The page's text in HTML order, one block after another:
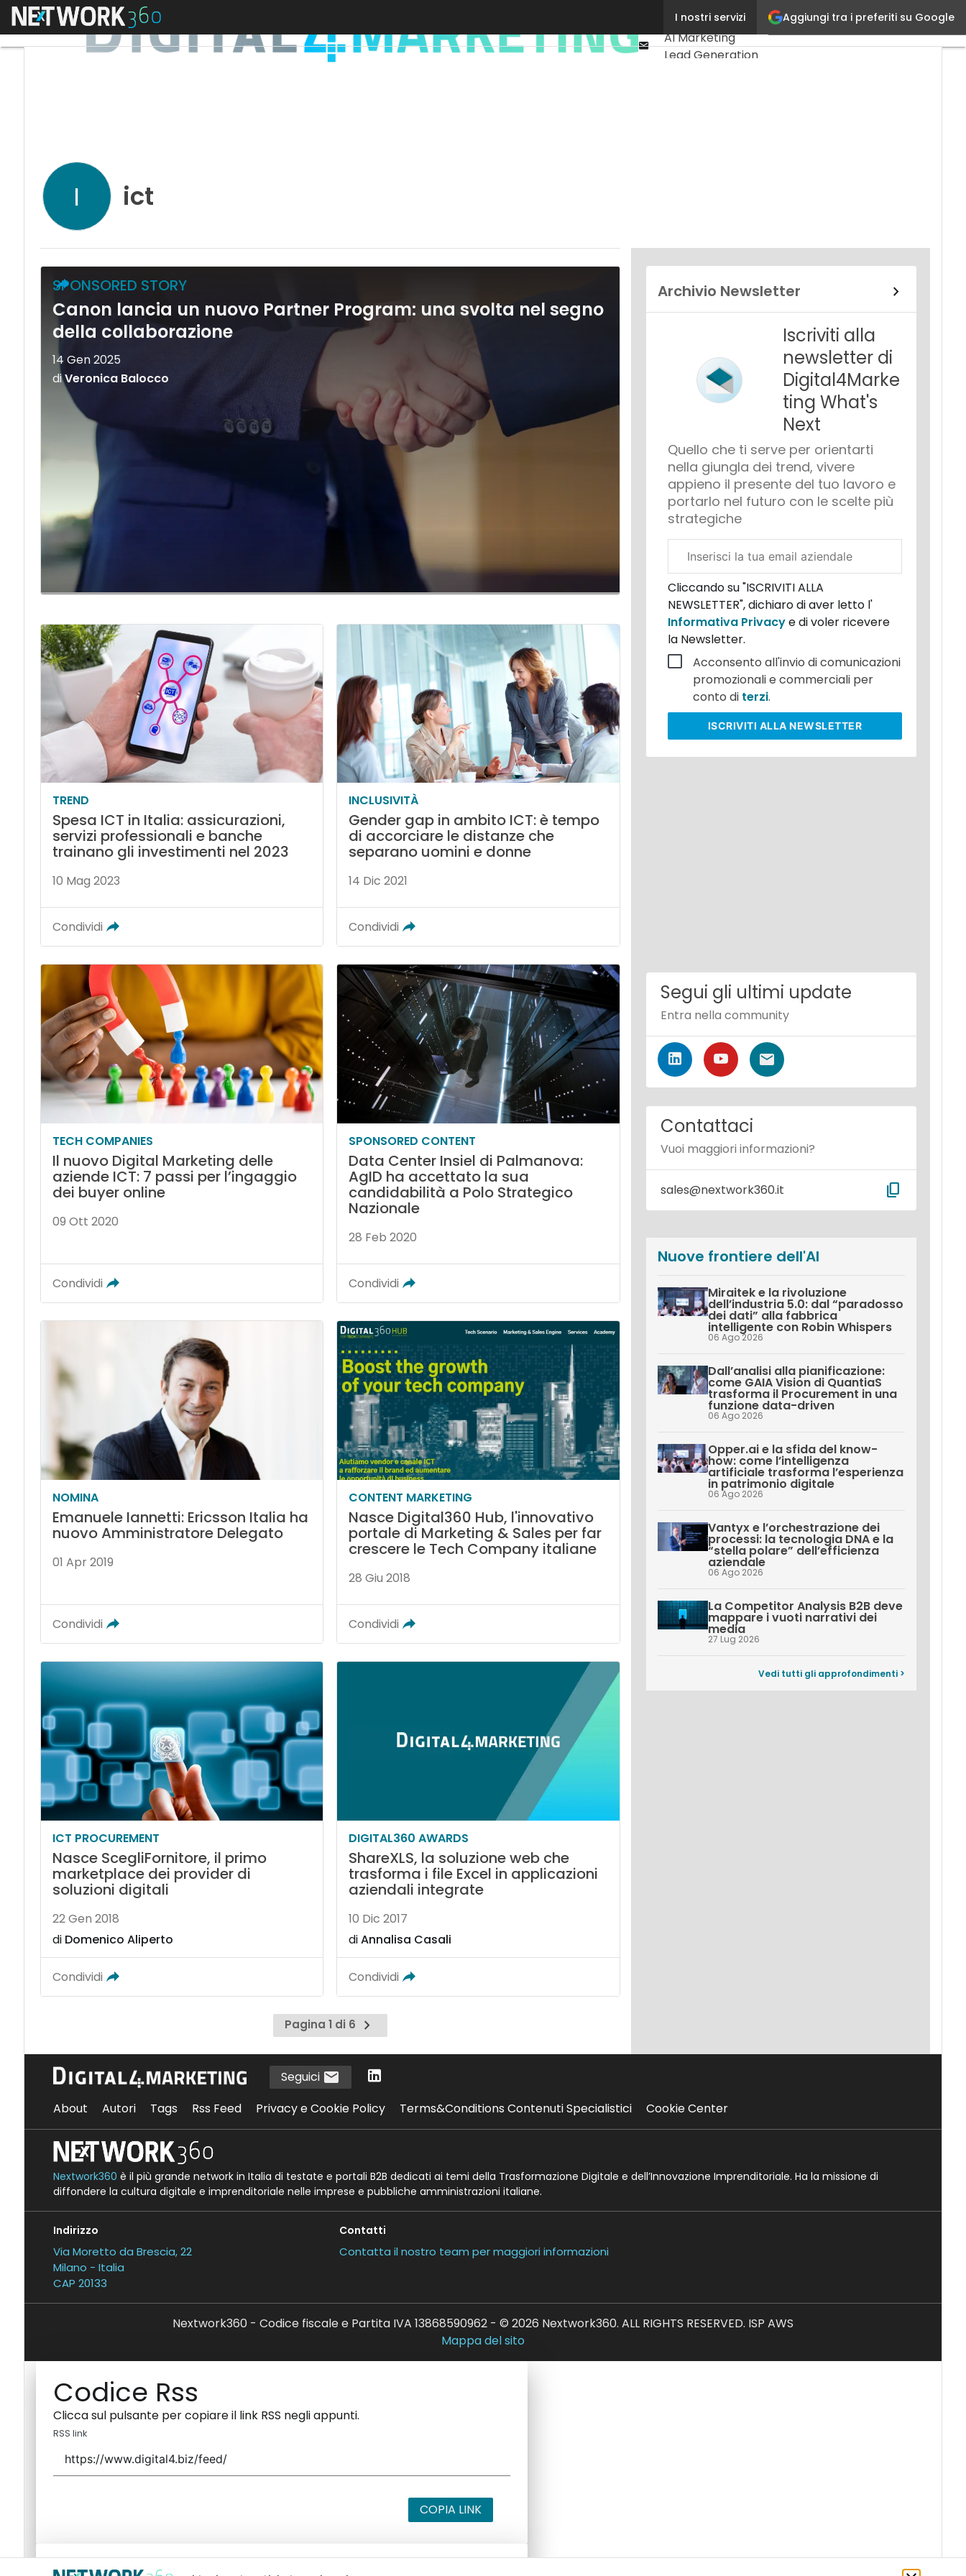
Aggiungi tra i preferiti su Google
I nostri servizi
Menu
Youtube-
play
Email
Ultimi articoli
AI Marketing
Lead Generation
I ict
SPONSORED STORY
Canon lancia un nuovo Partner Program: una svolta nel segno
della collaborazione
14 Gen 2025
diVeronica Balocco
TREND
Spesa ICT in Italia: assicurazioni,
servizi professionali e banche
trainano gli investimenti nel 2023
10 Mag 2023
Condividi
INCLUSIVITÀ
Gender gap in ambito ICT: è tempo
di accorciare le distanze che
separano uomini e donne
14 Dic 2021
Condividi
TECH COMPANIES
Il nuovo Digital Marketing delle
aziende ICT: 7 passi per l’ingaggio
dei buyer online
09 Ott 2020
Condividi
SPONSORED CONTENT
Data Center Insiel di Palmanova:
AgID ha accettato la sua
candidabilità a Polo Strategico
Nazionale
28 Feb 2020
Condividi
NOMINA
Emanuele Iannetti: Ericsson Italia ha
nuovo Amministratore Delegato
01 Apr 2019
Condividi
CONTENT MARKETING
Nasce Digital360 Hub, l'innovativo
portale di Marketing & Sales per far
crescere le Tech Company italiane
28 Giu 2018
Condividi
ICT PROCUREMENT
Nasce ScegliFornitore, il primo
marketplace dei provider di
soluzioni digitali
22 Gen 2018
di Domenico Aliperto
Condividi
DIGITAL360 AWARDS
ShareXLS, la soluzione web che
trasforma i file Excel in applicazioni
aziendali integrate
10 Dic 2017
diAnnalisa Casali
Condividi
Pagina 1 di 6
Pagina
successiva
Archivio Newsletter
Iscriviti alla
newsletter di
Digital4Marke
ting What's
Next
Quello che ti serve per orientarti
nella giungla dei trend, vivere
appieno il presente del tuo lavoro e
portarlo nel futuro con le scelte più
strategiche
aziendale
Cliccando su "ISCRIVITI ALLA
NEWSLETTER", dichiaro di aver letto l'
Informativa Privacye di voler ricevere
la Newsletter.
Acconsento all'invio di comunicazioni
promozionali e commerciali per
conto di terzi.
ISCRIVITI ALLA NEWSLETTER
Segui gli ultimi update
Entra nella community
Contattaci
Vuoi maggiori informazioni?
sales@nextwork360.it content_copy
Nuove frontiere dell'AI
Miraitek e la rivoluzione
dell’industria 5.0: dal “paradosso
dei dati” alla fabbrica
intelligente con Robin Whispers
06 Ago 2026
Dall’analisi alla pianificazione:
come GAIA Vision di QuantiaS
trasforma il Procurement in una
funzione data-driven
06 Ago 2026
Opper.ai e la sfida del know-
how: come l’intelligenza
artificiale trasforma l’esperienza
in patrimonio digitale
06 Ago 2026
Vantyx e l’orchestrazione dei
processi: la tecnologia DNA e la
“stella polare” dell’efficienza
aziendale
06 Ago 2026
La Competitor Analysis B2B deve
mappare i vuoti narrativi dei
media
27 Lug 2026
Vedi tutti gli approfondimenti >
Seguici
About
Autori Tags Rss Feed Privacy e Cookie Policy Terms&Conditions Contenuti Specialistici Cookie Center
Nextwork360 è il più grande network in Italia di testate e portali B2B dedicati ai temi della Trasformazione Digitale e dell’Innovazione Imprenditoriale. Ha la missione di
diffondere la cultura digitale e imprenditoriale nelle imprese e pubbliche amministrazioni italiane.
Indirizzo
Via Moretto da Brescia, 22
Milano - Italia
CAP 20133
Contatti
Contatta il nostro team per maggiori informazioni
Nextwork360 - Codice fiscale e Partita IVA 13868590962 - © 2026 Nextwork360. ALL RIGHTS RESERVED. ISP AWS
Mappa del sito
Codice Rss
Clicca sul pulsante per copiare il link RSS negli appunti.
RSS link
COPIA LINK